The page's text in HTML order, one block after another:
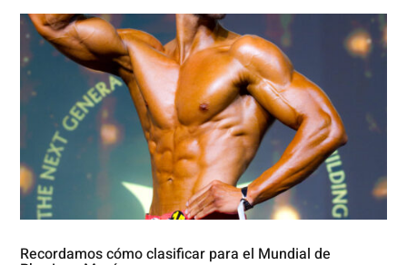
Recordamos cómo clasificar para el Mundial de